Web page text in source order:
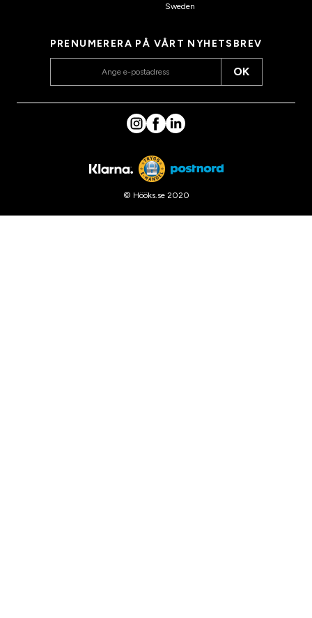
Sweden
PRENUMERERA PÅ VÅRT NYHETSBREV
OK
© Hööks.se 2020